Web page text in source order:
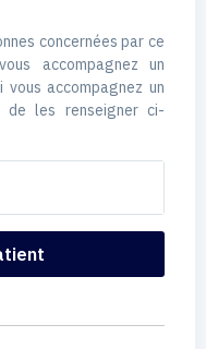
concernées par ce
accompagnez un
accompagnez un
de les renseigner ci-